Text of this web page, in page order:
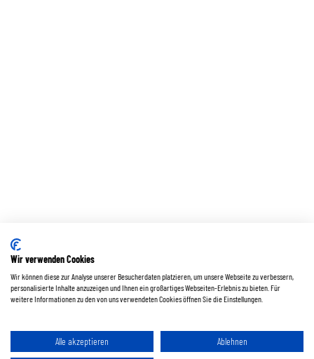
Wir verwenden Cookies
Wir können diese zur Analyse unserer Besucherdaten platzieren, um unsere Webseite zu verbessern,
personalisierte Inhalte anzuzeigen und Ihnen ein großartiges Webseiten-Erlebnis zu bieten. Für
weitere Informationen zu den von uns verwendeten Cookies öffnen Sie die Einstellungen.
Alle akzeptieren Ablehnen